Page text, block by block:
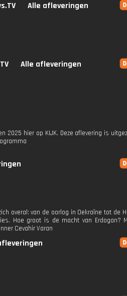
Alle afleveringen
Alle afleveringen
2025 hier op KIJK. Deze aflevering is
overal: van de oorlog in Oekraïne tot de
Hoe groot is de macht van Erdogan?
Cevahir Varan